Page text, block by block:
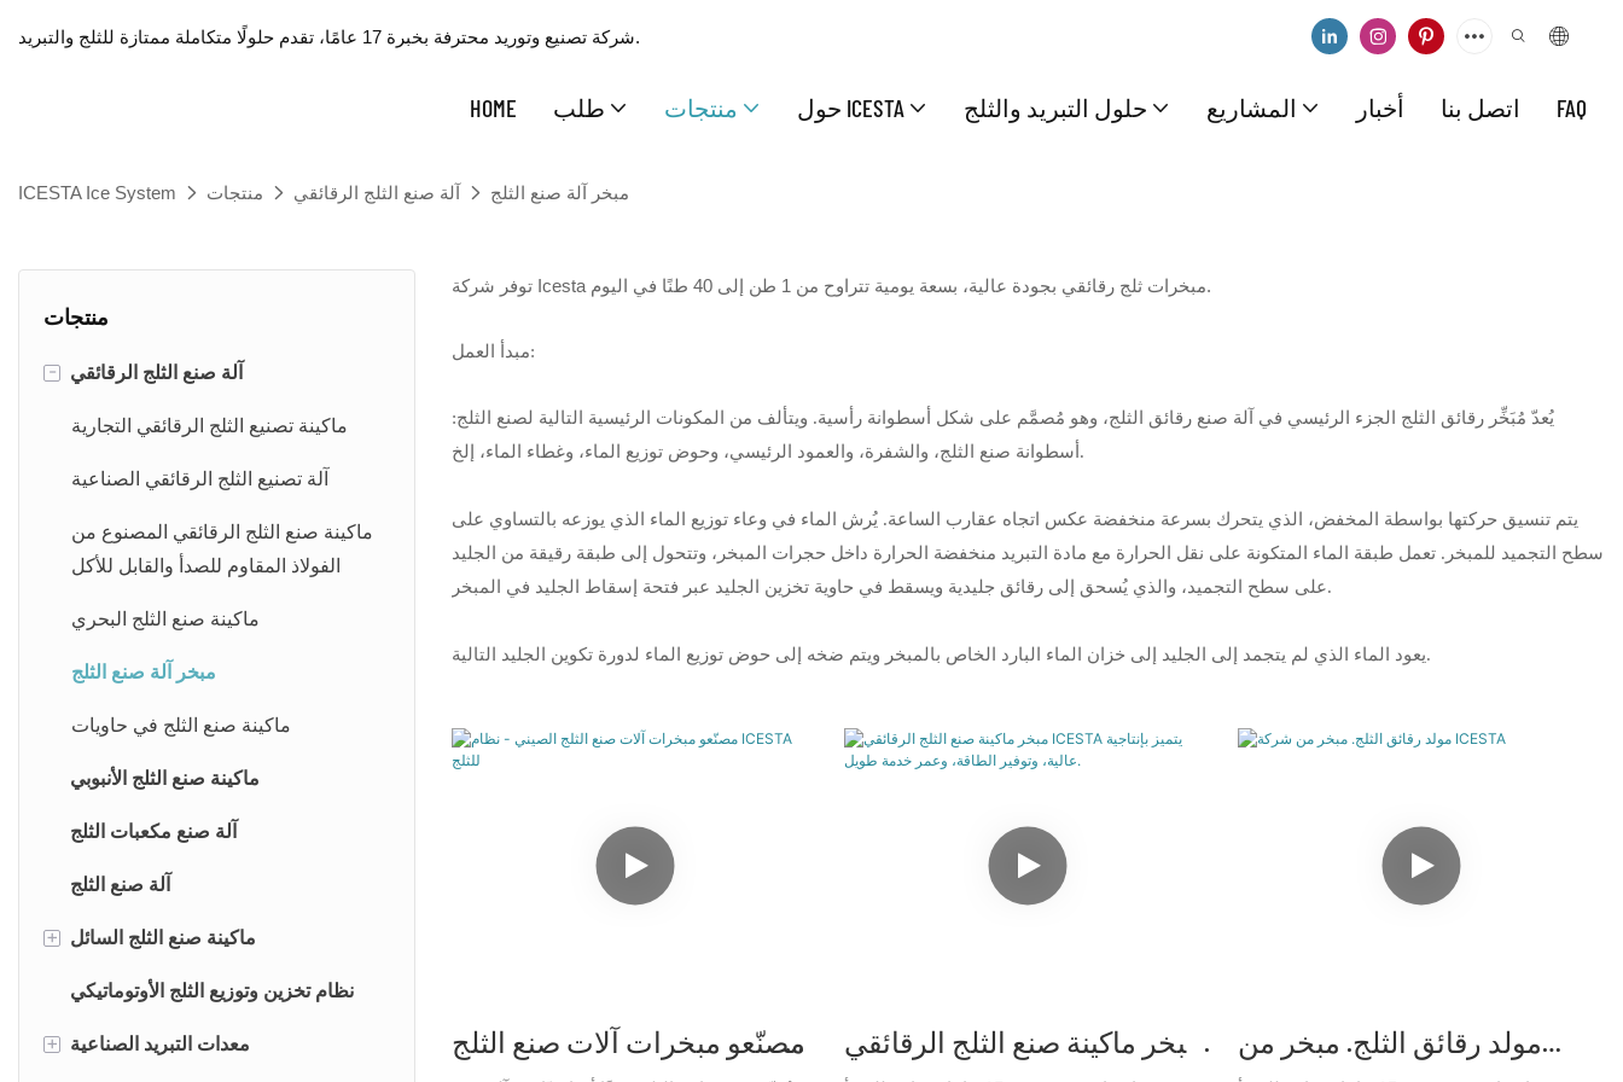
شركة تصنيع وتوريد محترفة بخبرة 17 عامًا، تقدم حلولًا متكاملة ممتازة للثلج والتبريد.
HOME طلب منتجات حول ICESTA حلول التبريد والثلج المشاريع أخبار اتصل بنا FAQ
ICESTA Ice System منتجات آلة صنع الثلج الرقائقي مبخر آلة صنع الثلج
منتجات
- آلة صنع الثلج الرقائقي
ماكينة تصنيع الثلج الرقائقي التجارية
آلة تصنيع الثلج الرقائقي الصناعية
ماكينة صنع الثلج الرقائقي المصنوع من
الفولاذ المقاوم للصدأ والقابل للأكل
ماكينة صنع الثلج البحري
مبخر آلة صنع الثلج
ماكينة صنع الثلج في حاويات
ماكينة صنع الثلج الأنبوبي
آلة صنع مكعبات الثلج
آلة صنع الثلج
+ ماكينة صنع الثلج السائل
آلة صنع الثلج من الماء المالح
نظام تخزين وتوزيع الثلج الأوتوماتيكي
+ معدات التبريد الصناعية
توفر شركة Icesta مبخرات ثلج رقائقي بجودة عالية، بسعة يومية تتراوح من 1 طن إلى 40 طنًا في اليوم.
مبدأ العمل:
يُعدّ مُبَخِّر رقائق الثلج الجزء الرئيسي في آلة صنع رقائق الثلج، وهو مُصمَّم على شكل
أسطوانة رأسية. ويتألف من المكونات الرئيسية التالية لصنع الثلج:
أسطوانة صنع الثلج، والشفرة، والعمود الرئيسي، وحوض توزيع الماء، وغطاء الماء، إلخ.
يتم تنسيق حركتها بواسطة المخفض، الذي يتحرك بسرعة منخفضة عكس اتجاه عقارب الساعة. يُرش الماء في وعاء توزيع الماء الذي يوزعه بالتساوي على
سطح التجميد للمبخر. تعمل طبقة الماء المتكونة على نقل الحرارة مع مادة التبريد منخفضة الحرارة داخل حجرات المبخر، وتتحول إلى طبقة رقيقة من الجليد
على سطح التجميد، والذي يُسحق إلى رقائق جليدية ويسقط في حاوية تخزين الجليد عبر فتحة إسقاط الجليد في المبخر.
يعود الماء الذي لم يتجمد إلى الجليد إلى خزان الماء البارد الخاص بالمبخر ويتم ضخه إلى حوض توزيع الماء لدورة تكوين الجليد التالية.
مصنّعو مبخرات آلات صنع الثلج
مبخر ماكينة صنع الثلج الرقائقي
مولد رقائق الثلج. مبخر من